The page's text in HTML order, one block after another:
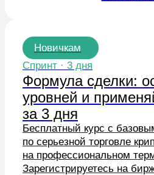
Зарегистрируетесь на бирже
познакомитесь с терминалом для
подберете первые монеты.
Артем Кендиров, Сергей Иванов